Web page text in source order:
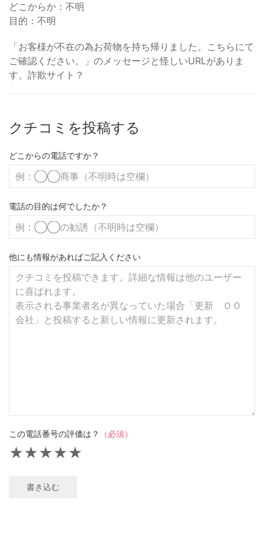
どこからか：不明
目的：不明
「お客様が不在の為お荷物を持ち帰りました。こちらにて
ご確認ください。」のメッセージと怪しいURLがありま
す。詐欺サイト？
クチコミを投稿する
どこからの電話ですか？
電話の目的は何でしたか？
他にも情報があればご記入ください
この電話番号の評価は？ （必須）
★
★
★
★
★
書き込む